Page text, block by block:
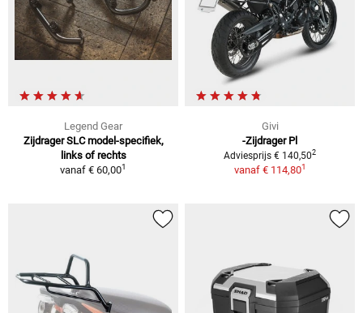
Legend Gear
Zijdrager SLC model-specifiek,
links of rechts
vanaf € 60,001
Givi
-Zijdrager Pl
Adviesprijs € 140,502
vanaf € 114,801